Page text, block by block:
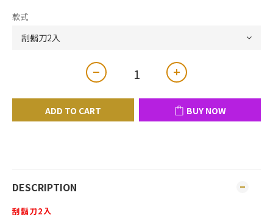
款式
ADD TO CART BUY NOW
DESCRIPTION
刮鬍刀2入